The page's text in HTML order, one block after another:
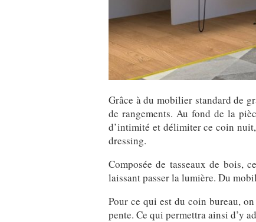
Grâce à du mobilier standard de
de rangements. Au fond de la
d’intimité et délimiter ce coin
dressing.
Composée de tasseaux de bois,
laissant passer la lumière. Du
Pour ce qui est du coin bureau,
pente. Ce qui permettra ainsi d’y